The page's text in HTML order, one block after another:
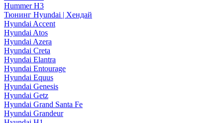
Hummer H3
Тюнинг Hyundai | Хендай
Hyundai Accent
Hyundai Atos
Hyundai Azera
Hyundai Creta
Hyundai Elantra
Hyundai Entourage
Hyundai Equus
Hyundai Genesis
Hyundai Getz
Hyundai Grand Santa Fe
Hyundai Grandeur